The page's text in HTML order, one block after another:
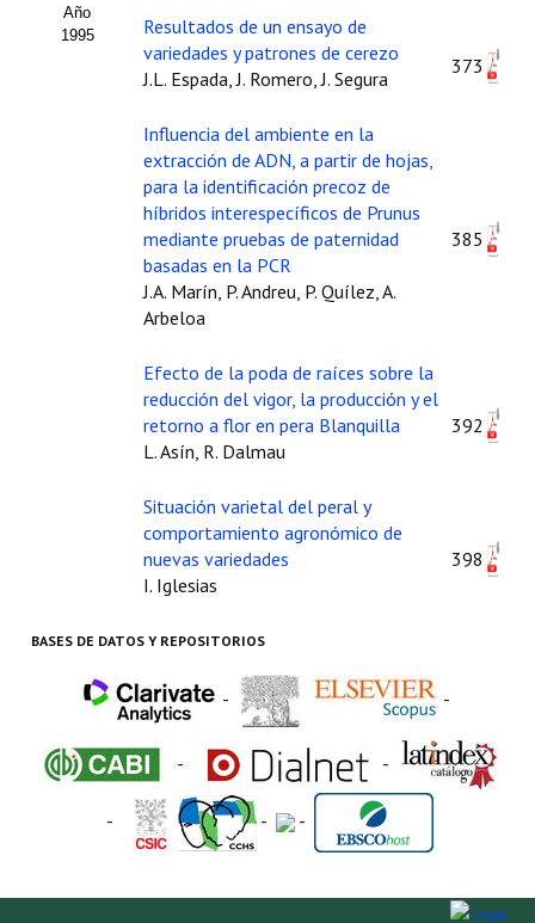
Año
1995
Resultados de un ensayo de
variedades y patrones de cerezo
J.L. Espada, J. Romero, J. Segura
373
Influencia del ambiente en la
extracción de ADN, a partir de hojas,
para la identificación precoz de
híbridos interespecíficos de Prunus
mediante pruebas de paternidad
basadas en la PCR
J.A. Marín, P. Andreu, P. Quílez, A.
Arbeloa
385
Efecto de la poda de raíces sobre la
reducción del vigor, la producción y el
retorno a flor en pera Blanquilla
L. Asín, R. Dalmau
392
Situación varietal del peral y
comportamiento agronómico de
nuevas variedades
I. Iglesias
398
BASES DE DATOS Y REPOSITORIOS
- -
- -
- - -